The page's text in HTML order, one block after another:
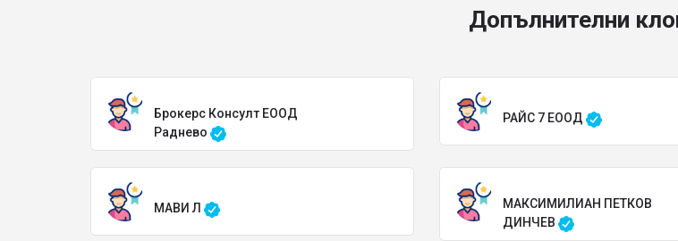
Допълнителни
Брокерс Консулт ЕООД
Раднево
РАЙС 7 ЕООД
МАВИ Л
МАКСИМИЛИАН ПЕТКОВ
ДИНЧЕВ